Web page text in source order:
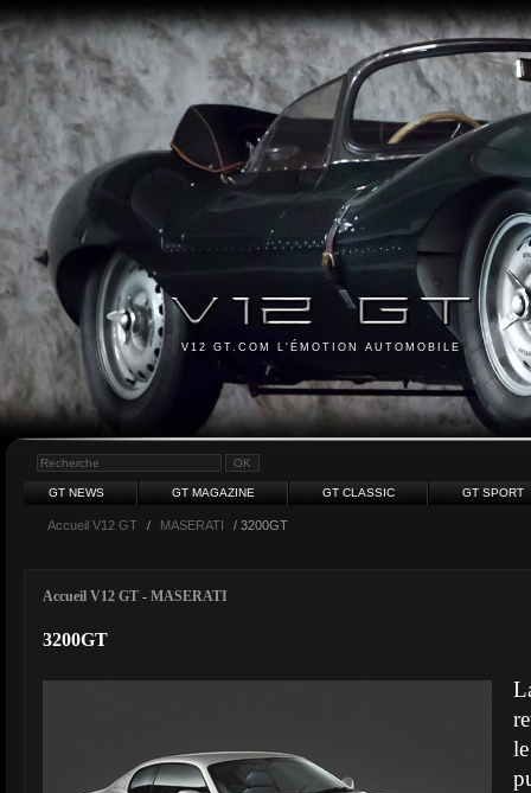
V12 GT.COM L'ÉMOTION AUTOMOBILE
GT NEWS GT MAGAZINE GT CLASSIC GT SPORT
Accueil V12 GT / MASERATI / 3200GT
Accueil V12 GT - MASERATI
3200GT